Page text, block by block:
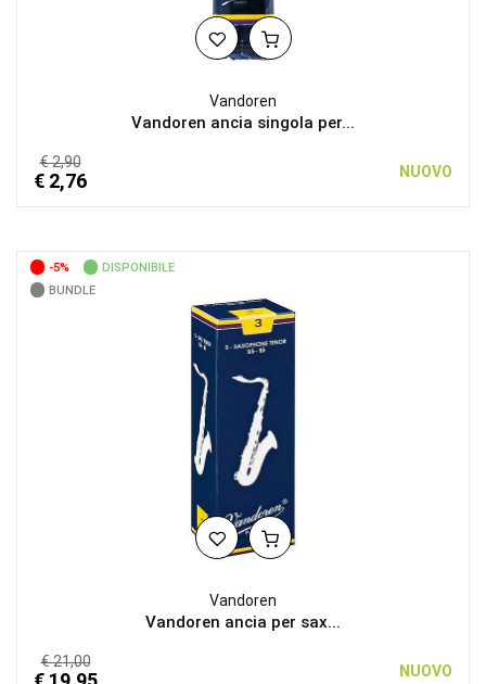
Vandoren
Vandoren ancia singola per...
€ 2,90
€ 2,76 NUOVO
-5%
DISPONIBILE
BUNDLE
Vandoren
Vandoren ancia per sax...
€ 21,00
NUOVO